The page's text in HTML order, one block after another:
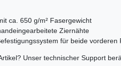
ca. 650 g/m² Fasergewicht
Ziernähte
für beide vorderen
Unser technischer Support